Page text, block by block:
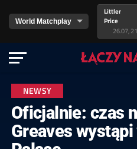
Littler
Price
26.07,
NEWSY
Oficjalnie: czas
Greaves